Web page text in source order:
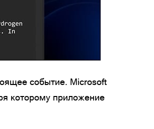
событие. Microsoft
которому приложение